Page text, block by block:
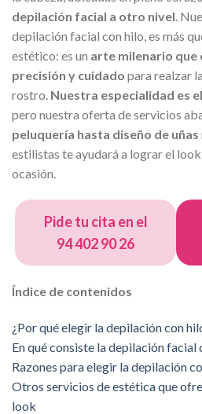
depilación facial a otro nivel.
depilación facial con hilo, es más
estético: es un arte milenario que
precisión y cuidado para realzar
rostro. Nuestra especialidad es
pero nuestra oferta de servicios
peluquería hasta diseño de uñas
estilistas te ayudará a lograr el
ocasión.
Pide tu cita en el
94 402 90 26
Índice de contenidos
¿Por qué elegir la depilación con
En qué consiste la depilación facial
Razones para elegir la depilación
Otros servicios de estética que
look